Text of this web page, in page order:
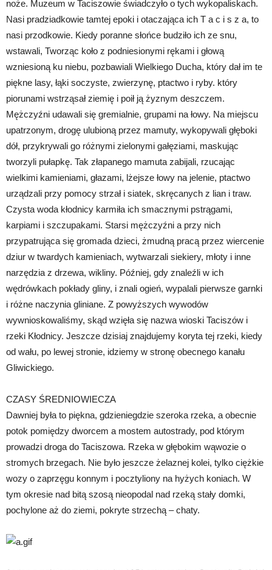
noże. Muzeum w Taciszowie świadczyło o tych wykopaliskach.
Nasi pradziadkowie tamtej epoki i otaczająca ich T a c i s z a, to
nasi przodkowie. Kiedy poranne słońce budziło ich ze snu,
wstawali, Tworząc koło z podniesionymi rękami i głową
wzniesioną ku niebu, pozbawiali Wielkiego Ducha, który dał im te
piękne lasy, łąki soczyste, zwierzynę, ptactwo i ryby. który
piorunami wstrząsał ziemię i poił ją żyznym deszczem.
Mężczyźni udawali się gremialnie, grupami na łowy. Na miejscu
upatrzonym, drogę ulubioną przez mamuty, wykopywali głęboki
dół, przykrywali go różnymi zielonymi gałęziami, maskując
tworzyli pułapkę. Tak złapanego mamuta zabijali, rzucając
wielkimi kamieniami, głazami, lżejsze łowy na jelenie, ptactwo
urządzali przy pomocy strzał i siatek, skręcanych z lian i traw.
Czysta woda kłodnicy karmiła ich smacznymi pstrągami,
karpiami i szczupakami. Starsi mężczyźni a przy nich
przypatrująca się gromada dzieci, żmudną pracą przez wiercenie
dziur w twardych kamieniach, wytwarzali siekiery, młoty i inne
narzędzia z drzewa, wikliny. Później, gdy znaleźli w ich
wędrówkach pokłady gliny, i znali ogień, wypalali pierwsze garnki
i różne naczynia gliniane. Z powyższych wywodów
wywnioskowaliśmy, skąd wzięła się nazwa wioski Taciszów i
rzeki Kłodnicy. Jeszcze dzisiaj znajdujemy koryta tej rzeki, kiedy
od wału, po lewej stronie, idziemy w stronę obecnego kanału
Gliwickiego.
CZASY ŚREDNIOWIECZA
Dawniej była to piękna, gdzieniegdzie szeroka rzeka, a obecnie
potok pomiędzy dworcem a mostem autostrady, pod którym
prowadzi droga do Taciszowa. Rzeka w głębokim wąwozie o
stromych brzegach. Nie było jeszcze żelaznej kolei, tylko ciężkie
wozy o zaprzęgu konnym i pocztyliony na hyżych koniach. W
tym okresie nad bitą szosą nieopodal nad rzeką stały domki,
pochylone aż do ziemi, pokryte strzechą – chaty.